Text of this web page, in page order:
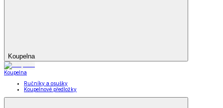
Koupelna
Koupelna
Ručníky a osušky
Koupelnové předložky